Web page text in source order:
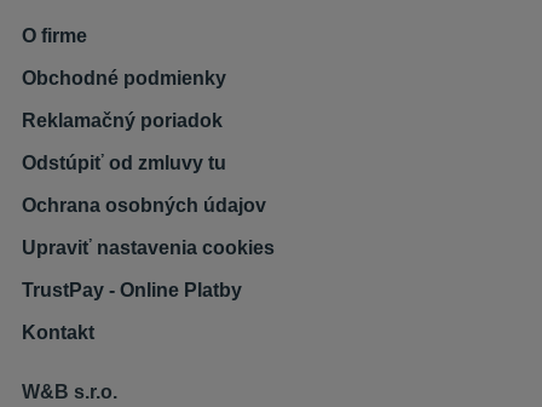
O firme
Obchodné podmienky
Reklamačný poriadok
Odstúpiť od zmluvy tu
Ochrana osobných údajov
Upraviť nastavenia cookies
TrustPay - Online Platby
Kontakt
W&B s.r.o.